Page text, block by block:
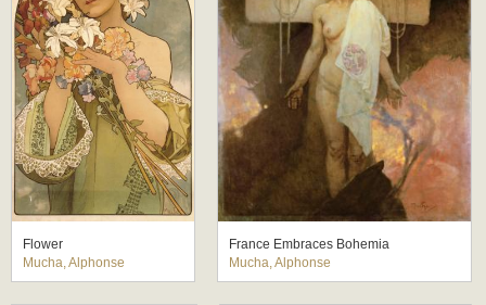
Flower
Mucha, Alphonse
France Embraces Bohemia
Mucha, Alphonse